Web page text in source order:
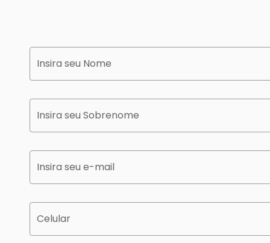
Insira seu Nome
Insira seu Sobrenome
Insira seu e-mail
Celular